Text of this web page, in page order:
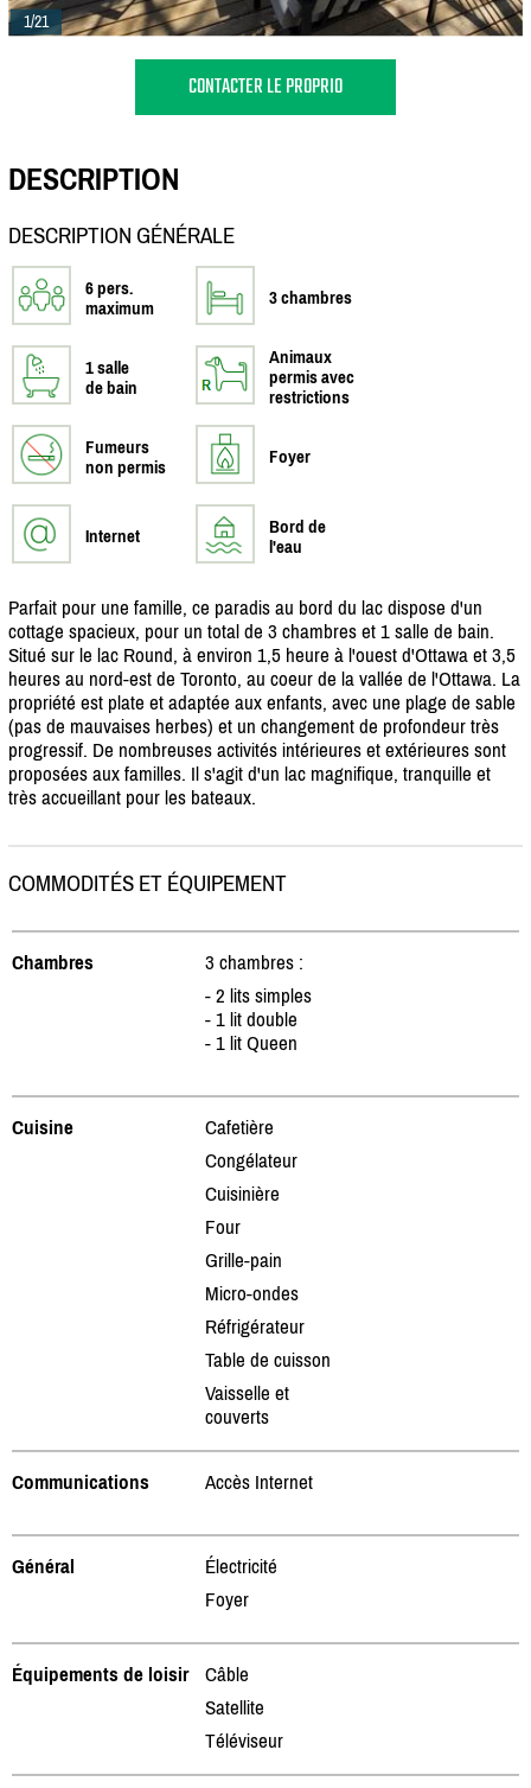
1/21
CONTACTER LE PROPRIO
DESCRIPTION
DESCRIPTION GÉNÉRALE
6 pers.
maximum
3 chambres
1 salle
de bain
Animaux
permis avec
restrictions
Fumeurs
non permis
Foyer
Internet
Bord de
l'eau
Parfait pour une famille, ce paradis au bord du lac dispose d'un
cottage spacieux, pour un total de 3 chambres et 1 salle de bain.
Situé sur le lac Round, à environ 1,5 heure à l'ouest d'Ottawa et 3,5
heures au nord-est de Toronto, au coeur de la vallée de l'Ottawa. La
propriété est plate et adaptée aux enfants, avec une plage de sable
(pas de mauvaises herbes) et un changement de profondeur très
progressif. De nombreuses activités intérieures et extérieures sont
proposées aux familles. Il s'agit d'un lac magnifique, tranquille et
très accueillant pour les bateaux.
COMMODITÉS ET ÉQUIPEMENT
Chambres
3 chambres :
- 2 lits simples
- 1 lit double
- 1 lit Queen
Cuisine
Cafetière
Congélateur
Cuisinière
Four
Grille-pain
Micro-ondes
Réfrigérateur
Table de cuisson
Vaisselle et
couverts
Communications Accès Internet
Général
Électricité
Foyer
Équipements de loisir
Câble
Satellite
Téléviseur